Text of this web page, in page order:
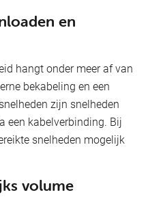
en
hangt onder meer af van
bekabeling en een
zijn snelheden
een kabelverbinding. Bij
snelheden mogelijk
volume